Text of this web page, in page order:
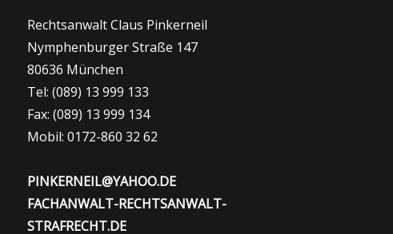
Rechtsanwalt Claus Pinkerneil
Nymphenburger Straße 147
80636 München
Tel: (089) 13 999 133
Fax: (089) 13 999 134
Mobil: 0172-860 32 62
PINKERNEIL@YAHOO.DE
FACHANWALT-RECHTSANWALT-
STRAFRECHT.DE